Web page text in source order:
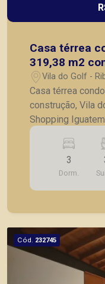
Casa térrea
319,38 m2
Zona Sul,
Ribeirão
Vila do Golf -
Casa térrea
construção, Vila
Shopping Iguatemi,
com ar
sendo 1 suíte
condicionado,
e cuba dupla e
de estar com ar
(isolada do
mezanino com
planejada,
churrasqueira a
3
Dorm.
Cód. 232745